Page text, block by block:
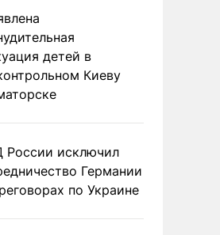
детей в
Киеву
исключил
Германии
по Украине